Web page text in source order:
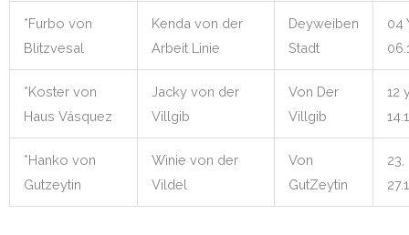
*Furbo von
Blitzvesal
Kenda von der
Arbeit Linie
Deyweiben
Stadt
04
*Koster von
Haus Vásquez
Jacky von der
Villgib
Von Der
Villgib
12
*Hanko von
Gutzeytin
Winie von der
Vildel
Von
GutZeytin
23,